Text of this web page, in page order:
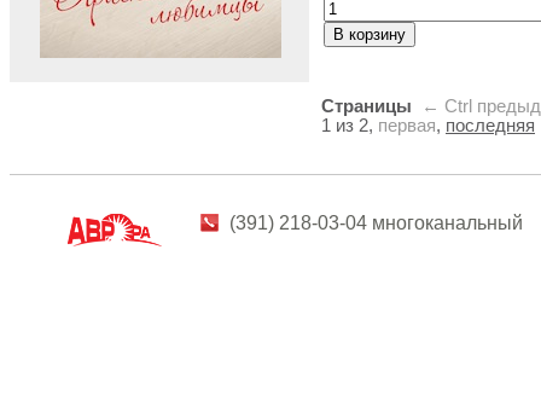
Страницы ← Ctrl
1 из 2, первая, последняя
(391) 218-03-04 многоканальный